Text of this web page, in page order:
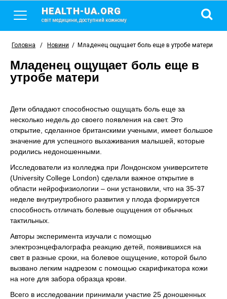
HEALTH-UA.ORG
світ медицини, доступний кожному
Головна / Новини / Младенец ощущает боль еще в утробе матери
Младенец ощущает боль еще в
утробе матери
Дети обладают способностью ощущать боль еще за
несколько недель до своего появления на свет. Это
открытие, сделанное британскими учеными, имеет большое
значение для успешного выхаживания малышей, которые
родились недоношенными.
Исследователи из колледжа при Лондонском университете
(University College London) сделали важное открытие в
области нейрофизиологии – они установили, что на 35-37
неделе внутриутробного развития у плода формируется
способность отличать болевые ощущения от обычных
тактильных.
Авторы эксперимента изучали с помощью
электроэнцефалографа реакцию детей, появившихся на
свет в разные сроки, на болевое ощущение, которой было
вызвано легким надрезом с помощью скарификатора кожи
на ноге для забора образца крови.
Всего в исследовании принимали участие 25 доношенных